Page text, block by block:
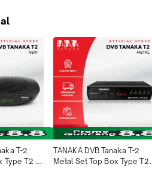
T-2
Type T2
TANAKA DVB Tanaka T-2
Metal Set Top Box Type T2